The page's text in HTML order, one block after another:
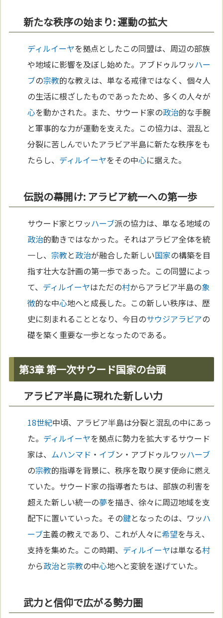
新たな秩序の始まり: 運動の拡大
ディルイーヤを拠点としたこの同盟は、周辺の部族
や地域に影響を及ぼし始めた。アブドゥルワッハー
ブの宗教的な教えは、単なる戒律ではなく、個々人
の生活に根ざしたものであったため、多くの人々が
心を動かされた。また、サウード家の政治的な手腕
と軍事的な力が運動を支えた。この協力は、混乱と
分裂に苦しんでいたアラビア半島に新たな秩序をも
たらし、 ディルイーヤをその中心に据えた。
伝説の幕開け: アラビア統一への第一歩
サウード家とワッハーブ派の協力は、単なる地域の
政治的動きではなかった。それはアラビア全体を統
一し、 宗教と政治が融合した新しい国家の構築を目
指す壮大な計画の第一歩であった。この同盟によっ
て、 ディルイーヤはただの村からアラビア半島の象
徴的な中心地へと成長した。この新しい秩序は、歴
史に刻まれることとなり、今日のサウジアラビアの
礎を築く重要な一歩となったのである。
第3章 第一次サウード国家の台頭
アラビア半島に現れた新しい力
18世紀中頃、アラビア半島は分裂と混乱の中にあっ
た。 ディルイーヤを拠点に勢力を拡大するサウード
家は、 ムハンマド ・ イブン・アブドゥルワッハーブ
の宗教的指導を背景に、秩序を取り戻す使命に燃え
ていた。サウード家の指導者たちは、部族の利害を
超えた新しい統一の夢を描き、徐々に周辺地域を支
配下に置いていった。その鍵となったのは、ワッハ
ーブ主義の教えであり、これが人々に希望を与え、
支持を集めた。この時期、 ディルイーヤは単なる村
から政治と宗教の中心地へと変貌を遂げていた。
武力と信仰で広がる勢力圏